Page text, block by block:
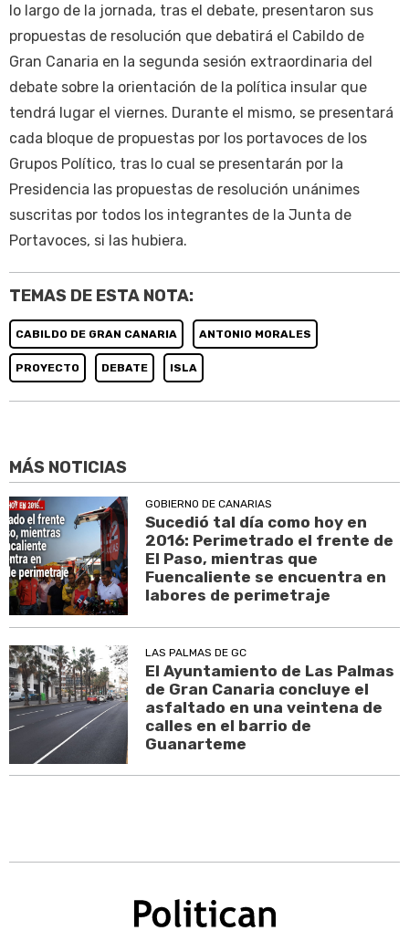
lo largo de la jornada, tras el debate, presentaron sus
propuestas de resolución que debatirá el Cabildo de
Gran Canaria en la segunda sesión extraordinaria del
debate sobre la orientación de la política insular que
tendrá lugar el viernes. Durante el mismo, se presentará
cada bloque de propuestas por los portavoces de los
Grupos Político, tras lo cual se presentarán por la
Presidencia las propuestas de resolución unánimes
suscritas por todos los integrantes de la Junta de
Portavoces, si las hubiera.
TEMAS DE ESTA NOTA:
CABILDO DE GRAN CANARIA ANTONIO MORALES
PROYECTO DEBATE ISLA
MÁS NOTICIAS
GOBIERNO DE CANARIAS
Sucedió tal día como hoy en
2016: Perimetrado el frente de
El Paso, mientras que
Fuencaliente se encuentra en
labores de perimetraje
LAS PALMAS DE GC
El Ayuntamiento de Las Palmas
de Gran Canaria concluye el
asfaltado en una veintena de
calles en el barrio de
Guanarteme